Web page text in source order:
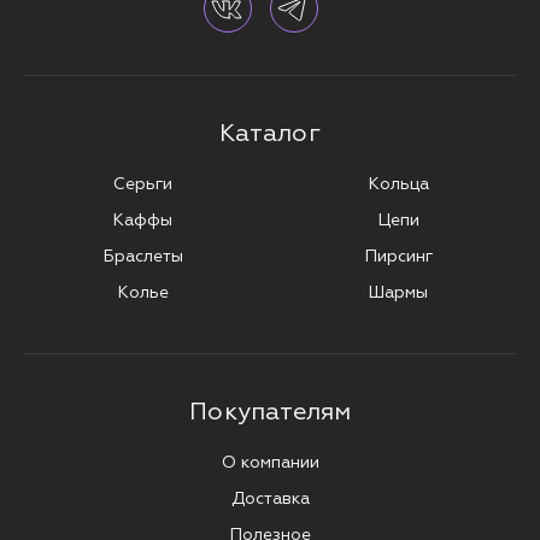
Каталог
Серьги
Каффы
Браслеты
Колье
Кольца
Цепи
Пирсинг
Шармы
Покупателям
О компании
Доставка
Полезное